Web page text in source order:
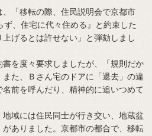
「移転の際、住民説明会で京都市
、住宅に代々住める』と約束した
げるとは許せない」と弾劾しまし
を度々要求しましたが、「規則だか
た、Ｂさん宅のドアに「退去」の違
前を呼んだり、精神的に追いつめて
域には住民同士が行き交い、地蔵盆
ありました。京都市の都合で、移転